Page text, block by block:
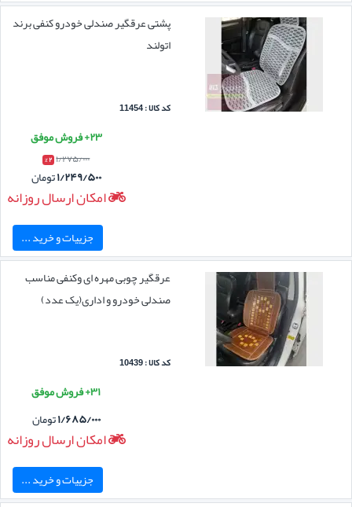
پشتی عرقگیر صندلی خودرو کنفی برند
اتولند
کد کالا : 11454
۲۳+ فروش موفق
۱/۲۷۵/۰۰۰ ۲ %
۱/۲۴۹/۵۰۰تومان
امکان ارسال روزانه
جزییات و خرید ...
عرقگیر چوبی مهره ای وکنفی مناسب
صندلی خودرو و اداری(یک عدد)
کد کالا : 10439
۳۱+ فروش موفق
۱/۶۸۵/۰۰۰تومان
امکان ارسال روزانه
جزییات و خرید ...